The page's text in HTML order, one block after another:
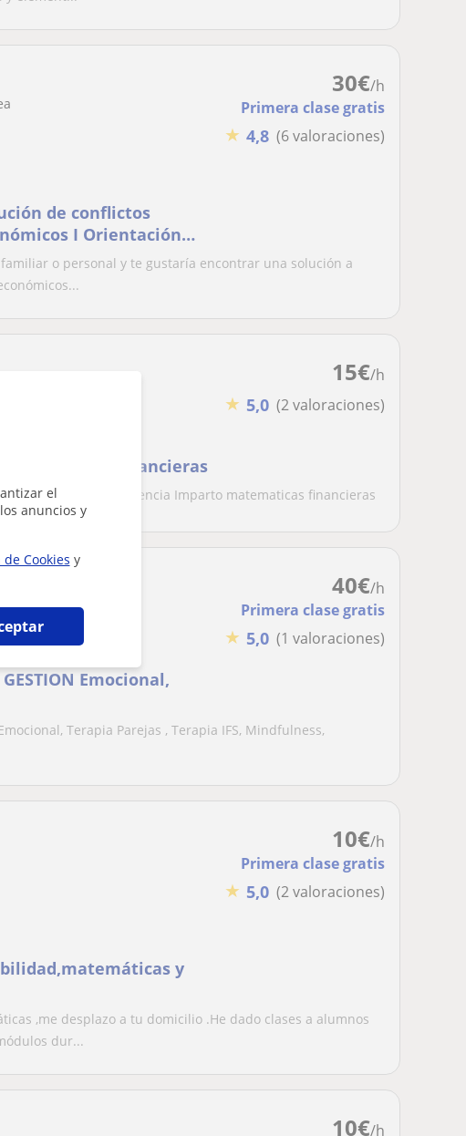
el
anuncios y
de Cookies y
30€/h
Primera clase gratis
★ 4,8 (6 valoraciones)
de conflictos
I Orientación
💫
o personal y te gustaría encontrar una solución a
15€/h
★ 5,0 (2 valoraciones)
matemáticas financieras
politécnica de Valencia Imparto matematicas financieras
40€/h
Primera clase gratis
★ 5,0 (1 valoraciones)
Emocional,
Terapia Parejas , Terapia IFS, Mindfulness,
10€/h
Primera clase gratis
★ 5,0 (2 valoraciones)
y
,me desplazo a tu domicilio .He dado clases a alumnos
dur...
10€/h